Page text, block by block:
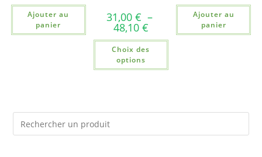
Ajouter au
panier
31,00 € –
48,10 €
Choix des
options
Ajouter au
panier